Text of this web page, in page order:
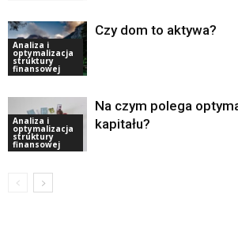
Analiza i
optymalizacja
struktury
finansowej
Czy dom to aktywa?
Analiza i
optymalizacja
struktury
finansowej
Na czym polega
kapitału?